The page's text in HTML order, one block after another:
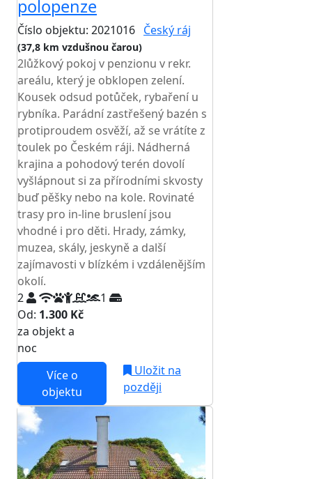
polopenze
Číslo objektu: 2021016 Český ráj
(37,8 km vzdušnou čarou)
2lůžkový pokoj v penzionu v rekr.
areálu, který je obklopen zelení.
Kousek odsud potůček, rybaření u
rybníka. Parádní zastřešený bazén s
protiproudem osvěží, až se vrátíte z
toulek po Českém ráji. Nádherná
krajina a pohodový terén dovolí
vyšlápnout si za přírodními skvosty
buď pěšky nebo na kole. Rovinaté
trasy pro in-line bruslení jsou
vhodné i pro děti. Hrady, zámky,
muzea, skály, jeskyně a další
zajímavosti v blízkém i vzdálenějším
okolí.
2
1
Od: 1.300 Kč
za objekt a
noc
Více o
objektu
Uložit na
později